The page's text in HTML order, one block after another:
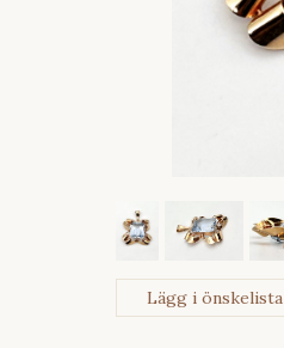
Lägg i önskelista